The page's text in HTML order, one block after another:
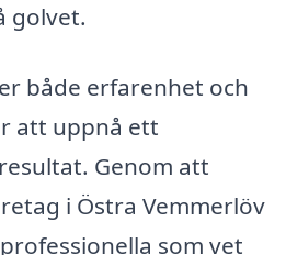
golvet.
både erfarenhet och
att uppnå ett
Genom att
i Östra Vemmerlöv
som vet